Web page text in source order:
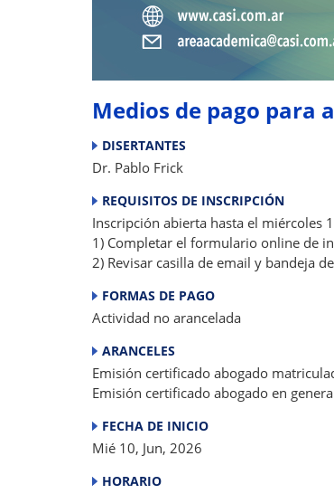
Medios de pago para
DISERTANTES
Dr. Pablo Frick
REQUISITOS DE INSCRIPCIÓN
Inscripción abierta hasta el miércoles
1) Completar el formulario online de
2) Revisar casilla de email y bandeja
FORMAS DE PAGO
Actividad no arancelada
ARANCELES
Emisión certificado abogado
Emisión certificado abogado en
FECHA DE INICIO
Mié 10, Jun, 2026
HORARIO